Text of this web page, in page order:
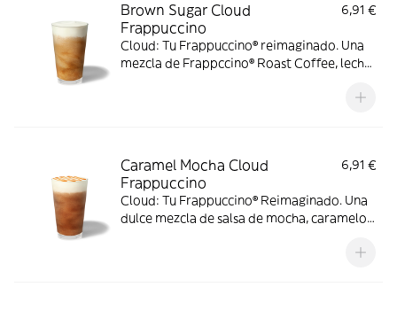
Brown Sugar Cloud
Frappuccino
6,91 €
Cloud: Tu Frappuccino® reimaginado. Una
mezcla de Frappccino® Roast Coffee, leche
Caramel Mocha Cloud
Frappuccino
6,91 €
Cloud: Tu Frappuccino® Reimaginado. Una
dulce mezcla de salsa de mocha, caramelo,